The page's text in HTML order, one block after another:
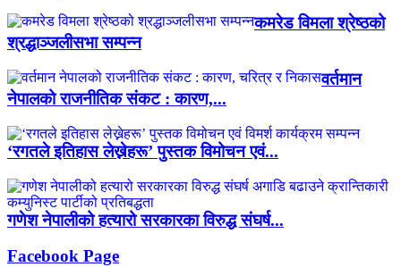
कमरेड विमला श्रेष्ठको
श्रद्धाञ्जलीसभा सम्पन्न
वर्तमान
नेपालको राजनीतिक संकट : कारण,...
‘रगतले इतिहास लेख्नेहरू’ पुस्तक विमोचन एवं...
गणेश नेपालीको हत्यारो सरकारका विरुद्ध संघर्ष...
Facebook Page